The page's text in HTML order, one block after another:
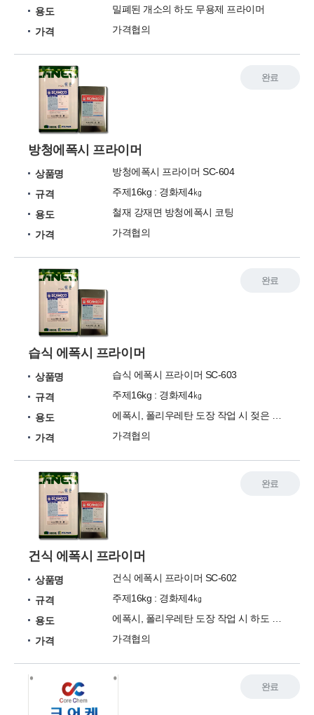
용도
밀폐된 개소의 하도 무용제 프라이머
가격
가격협의
방청에폭시 프라이머
상품명
방청에폭시 프라이머 SC-604
규격
주제16kg : 경화제4㎏
용도
철재 강재면 방청에폭시 코팅
가격
가격협의
완료
습식 에폭시 프라이머
상품명
습식 에폭시 프라이머 SC-603
규격
주제16kg : 경화제4㎏
용도
가격
가격협의
완료
건식 에폭시 프라이머
상품명
건식 에폭시 프라이머 SC-602
규격
주제16kg : 경화제4㎏
용도
가격
가격협의
완료
완료